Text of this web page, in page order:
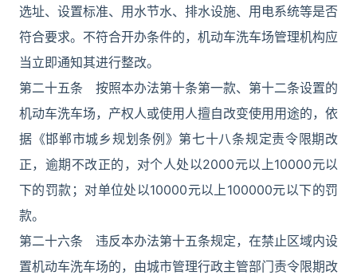
选址、设置标准、用水节水、排水设施、用电系统等是否
符合要求。不符合开办条件的，机动车洗车场管理机构应
当立即通知其进行整改。
第二十五条 按照本办法第十条第一款、第十二条设置的
机动车洗车场，产权人或使用人擅自改变使用用途的，依
据《邯郸市城乡规划条例》第七十八条规定责令限期改
正，逾期不改正的，对个人处以2000元以上10000元以
下的罚款；对单位处以10000元以上100000元以下的罚
款。
第二十六条 违反本办法第十五条规定，在禁止区域内设
置机动车洗车场的，由城市管理行政主管部门责令限期改